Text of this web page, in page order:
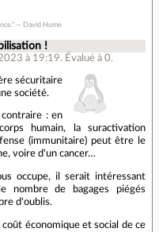
― David Hume
!
à 19:19. Évalué à 0.
sécuritaire
société.
: en
humain, la suractivation
(immunitaire) peut être le
voire d'un cancer…
occupe, il serait intéressant
nombre de bagages piégés
d'oublis.
coût économique et social de ce